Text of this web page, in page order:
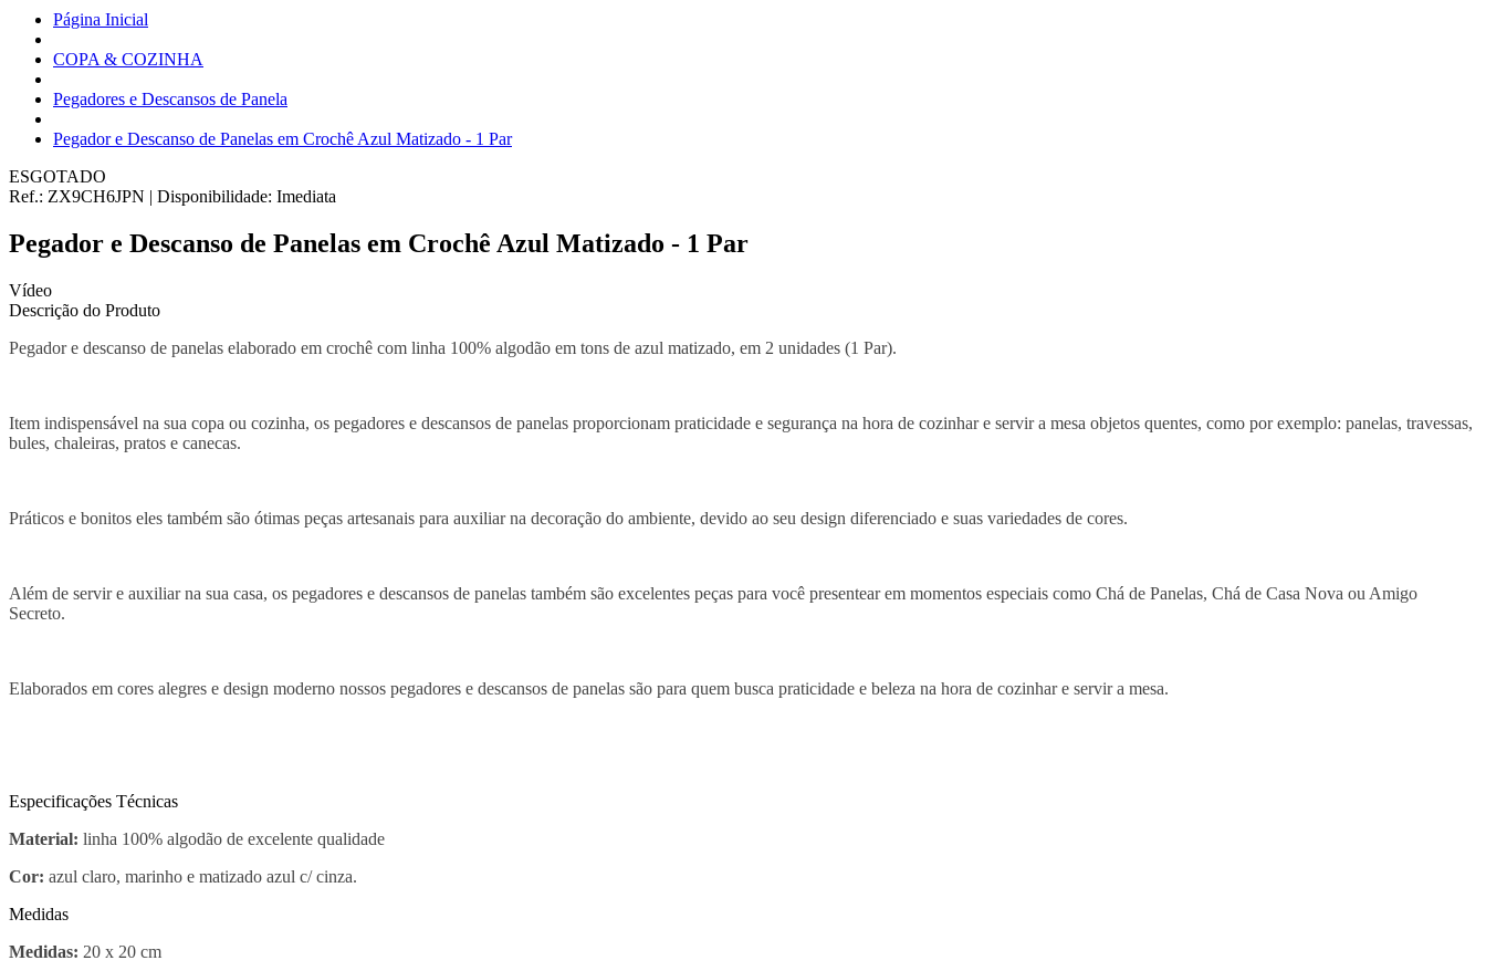
Página Inicial
COPA & COZINHA
Pegadores e Descansos de Panela
Pegador e Descanso de Panelas em Crochê Azul Matizado - 1 Par
ESGOTADO
Ref.: ZX9CH6JPN | Disponibilidade: Imediata
Pegador e Descanso de Panelas em Crochê Azul Matizado - 1 Par
Vídeo
Descrição do Produto
Pegador e descanso de panelas elaborado em crochê com linha 100% algodão em tons de azul matizado, em 2 unidades (1 Par).
Item indispensável na sua copa ou cozinha, os pegadores e descansos de panelas proporcionam praticidade e segurança na hora de cozinhar e servir a mesa objetos quentes, como por exemplo: panelas, travessas,
bules, chaleiras, pratos e canecas.
Práticos e bonitos eles também são ótimas peças artesanais para auxiliar na decoração do ambiente, devido ao seu design diferenciado e suas variedades de cores.
Além de servir e auxiliar na sua casa, os pegadores e descansos de panelas também são excelentes peças para você presentear em momentos especiais como Chá de Panelas, Chá de Casa Nova ou Amigo
Secreto.
Elaborados em cores alegres e design moderno nossos pegadores e descansos de panelas são para quem busca praticidade e beleza na hora de cozinhar e servir a mesa.
Especificações Técnicas
Material: linha 100% algodão de excelente qualidade
Cor: azul claro, marinho e matizado azul c/ cinza.
Medidas
Medidas: 20 x 20 cm